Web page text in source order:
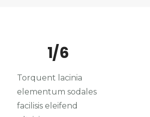
1/6
Torquent lacinia
elementum sodales
facilisis eleifend